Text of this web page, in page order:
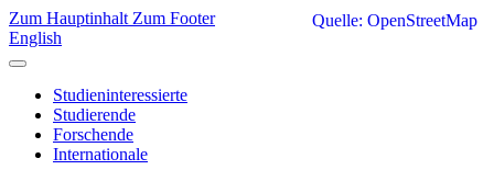
Zum Hauptinhalt Zum Footer
English
Studieninteressierte
Studierende
Forschende
Internationale
Quelle: OpenStreetMap